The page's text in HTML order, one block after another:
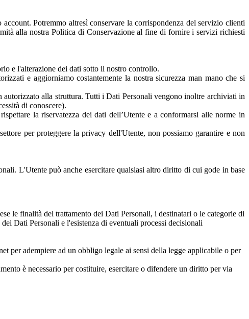
Potremmo altresì conservare la corrispondenza del servizio clienti
alla nostra Politica di Conservazione al fine di fornire i servizi richiesti
e l'alterazione dei dati sotto il nostro controllo.
e aggiorniamo costantemente la nostra sicurezza man mano che si
alla struttura. Tutti i Dati Personali vengono inoltre archiviati in
di conoscere).
la riservatezza dei dati dell’Utente e a conformarsi alle norme in
per proteggere la privacy dell'Utente, non possiamo garantire e non
L'Utente può anche esercitare qualsiasi altro diritto di cui gode in base
le finalità del trattamento dei Dati Personali, i destinatari o le categorie di
Dati Personali e l'esistenza di eventuali processi decisionali
per adempiere ad un obbligo legale ai sensi della legge applicabile o per
è necessario per costituire, esercitare o difendere un diritto per via